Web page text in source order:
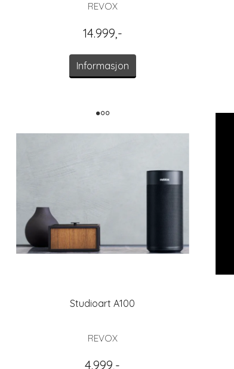
REVOX
14.999,-
Informasjon
Studioart A100
REVOX
4.999,-